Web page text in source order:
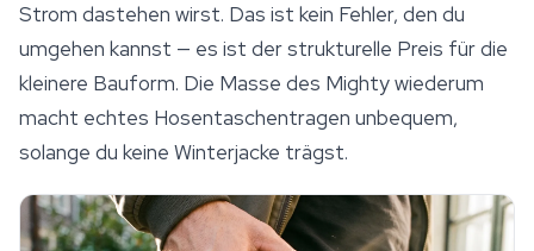
Strom dastehen wirst. Das ist kein Fehler, den du
umgehen kannst — es ist der strukturelle Preis für die
kleinere Bauform. Die Masse des Mighty wiederum
macht echtes Hosentaschentragen unbequem,
solange du keine Winterjacke trägst.